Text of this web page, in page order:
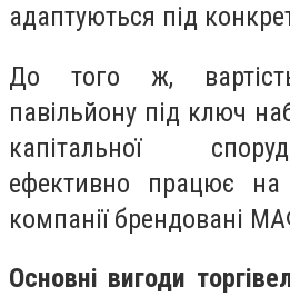
адаптуються під
До того ж, вартість
павільйону під ключ
капітальної
ефективно працює на
компанії брендовані
Основні вигоди